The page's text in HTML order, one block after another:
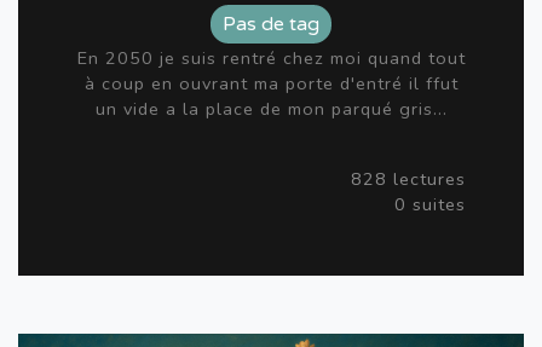
Pas de tag
En 2050 je suis rentré chez moi quand tout
à coup en ouvrant ma porte d'entré il ffut
un vide a la place de mon parqué gris...
828 lectures
0 suites